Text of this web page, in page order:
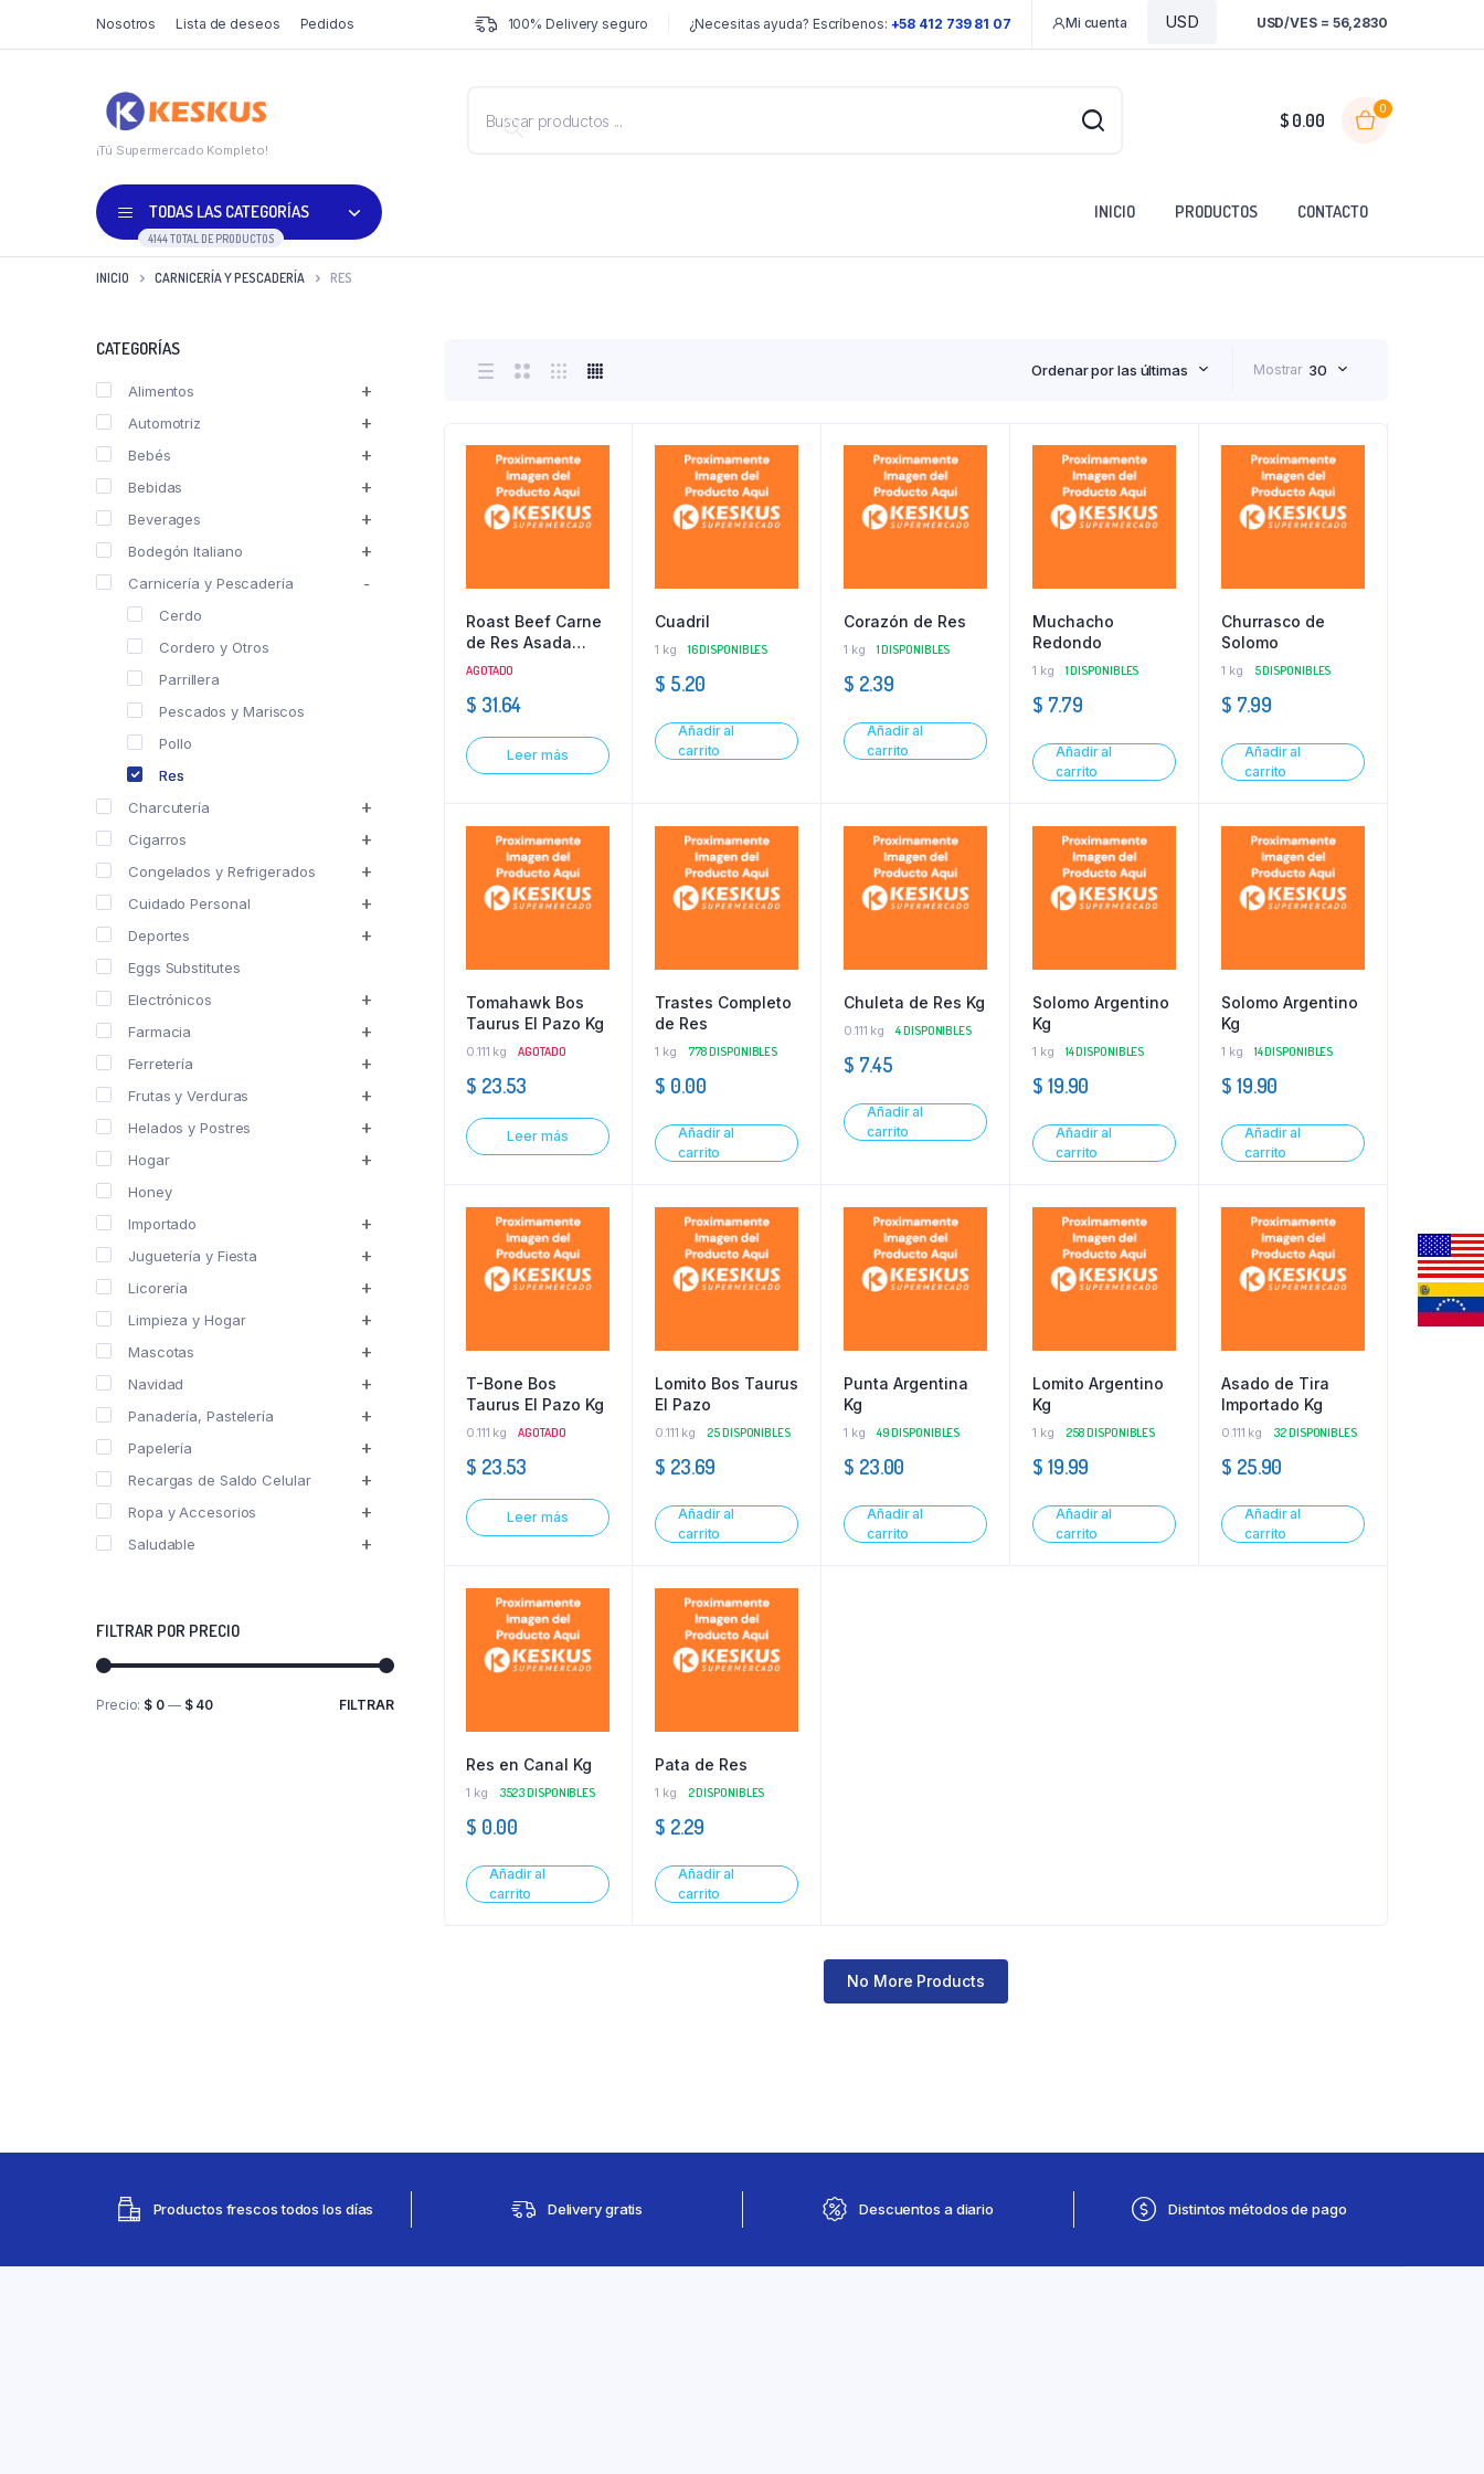
Nosotros Lista de deseos Pedidos 100% Delivery seguro ¿Necesitas ayuda? Escríbenos: +58 412 739 81 07 Mi cuenta USD/VES = 56,2830
¡Tú Supermercado Kompleto!
$ 0.00
0
TODAS LAS CATEGORÍAS
4144 TOTAL DE PRODUCTOS
INICIO PRODUCTOS CONTACTO
INICIO CARNICERÍA Y PESCADERÍA RES
Ordenar por las últimas Mostrar 30
Roast Beef Carne
de Res Asada
Plumrose
AGOTADO
$ 31.64
Leer más
Cuadril
1 kg 16 DISPONIBLES
$ 5.20
Añadir al
carrito
Corazón de Res
1 kg 1 DISPONIBLES
$ 2.39
Añadir al
carrito
Muchacho
Redondo
1 kg 1 DISPONIBLES
$ 7.79
Añadir al
carrito
Churrasco de
Solomo
1 kg 5 DISPONIBLES
$ 7.99
Añadir al
carrito
Tomahawk Bos
Taurus El Pazo Kg
0.111 kg AGOTADO
$ 23.53
Leer más
Trastes Completo
de Res
1 kg 778 DISPONIBLES
$ 0.00
Añadir al
carrito
Chuleta de Res Kg
0.111 kg 4 DISPONIBLES
$ 7.45
Añadir al
carrito
Solomo Argentino
Kg
1 kg 14 DISPONIBLES
$ 19.90
Añadir al
carrito
Solomo Argentino
Kg
1 kg 14 DISPONIBLES
$ 19.90
Añadir al
carrito
T-Bone Bos
Taurus El Pazo Kg
0.111 kg AGOTADO
$ 23.53
Leer más
Lomito Bos Taurus
El Pazo
0.111 kg 25 DISPONIBLES
$ 23.69
Añadir al
carrito
Punta Argentina
Kg
1 kg 49 DISPONIBLES
$ 23.00
Añadir al
carrito
Lomito Argentino
Kg
1 kg 258 DISPONIBLES
$ 19.99
Añadir al
carrito
Asado de Tira
Importado Kg
0.111 kg 32 DISPONIBLES
$ 25.90
Añadir al
carrito
Res en Canal Kg
1 kg 3523 DISPONIBLES
$ 0.00
Añadir al
carrito
Pata de Res
1 kg 2 DISPONIBLES
$ 2.29
Añadir al
carrito
No More Products
CATEGORÍAS
Alimentos
Automotriz
Bebés
Bebidas
Beverages
Bodegón Italiano
Carnicería y Pescadería
Cerdo
Cordero y Otros
Parrillera
Pescados y Mariscos
Pollo
Res
Charcutería
Cigarros
Congelados y Refrigerados
Cuidado Personal
Deportes
Eggs Substitutes
Electrónicos
Farmacia
Ferretería
Frutas y Verduras
Helados y Postres
Hogar
Honey
Importado
Juguetería y Fiesta
Licorería
Limpieza y Hogar
Mascotas
Navidad
Panadería, Pastelería
Papelería
Recargas de Saldo Celular
Ropa y Accesorios
Saludable
FILTRAR POR PRECIO
FILTRAR
Precio: $ 0— $ 40
Productos frescos todos los días Delivery gratis Descuentos a diario Distintos métodos de pago